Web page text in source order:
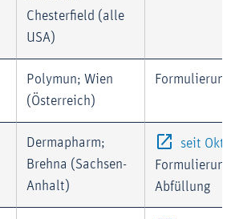
Chesterfield (alle
USA)
Externer-Link (Öffnet im neuen Fenster)
Polymun; Wien
(Österreich)
Formulierung
Externer-Link (Öffnet im neuen Fenster)
Dermapharm;
Brehna (Sachsen-
Anhalt)
seit
Formulierung
Abfüllung